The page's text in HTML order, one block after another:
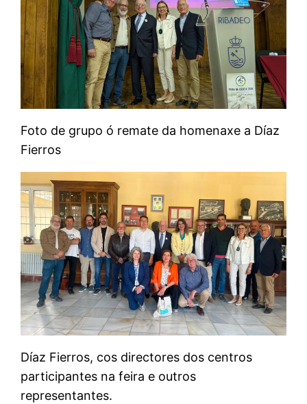
Foto de grupo ó remate da homenaxe a Díaz
Fierros
Díaz Fierros, cos directores dos centros
participantes na feira e outros
representantes.